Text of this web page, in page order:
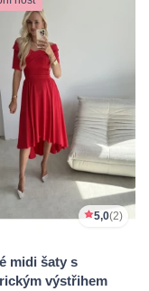
5,0(2)
midi šaty s
výstřihem